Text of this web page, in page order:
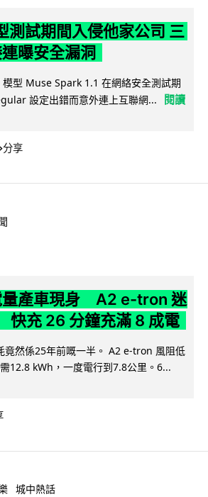
測試期間入侵他家公司 三
曝安全漏洞
型 Muse Spark 1.1 在網絡安全測試期
設定出錯而意外連上互聯網...
閱讀
分享
量產車現身 A2 e-tron 迷
充 26 分鐘充滿 8 成電
竟然係25年前嘅一半。 A2 e-tron 風阻低
12.8 kWh，一度電行到7.8公里。6...
城中熱話